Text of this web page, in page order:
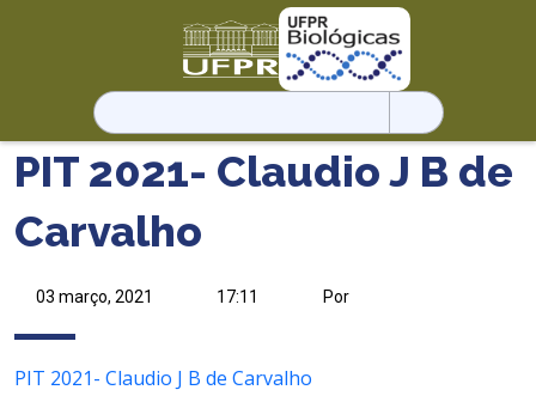
Pesquisar
por:
PIT 2021- Claudio J B de
Carvalho
03 março, 2021 17:11 Por
PIT 2021- Claudio J B de Carvalho